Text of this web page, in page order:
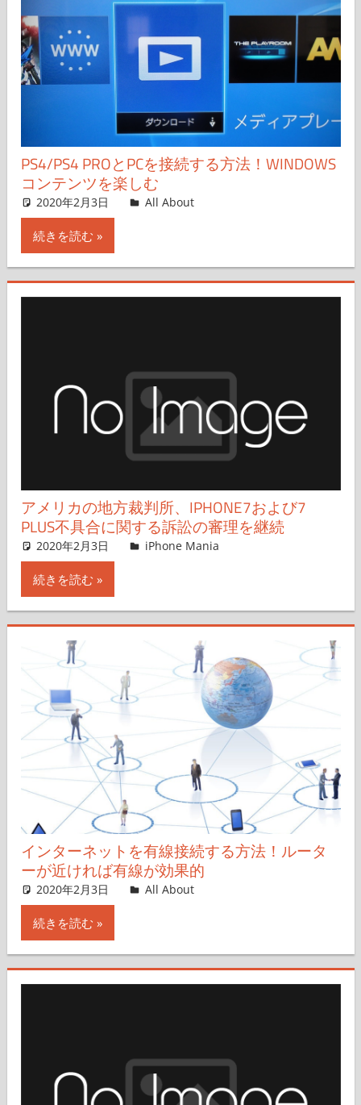
PS4/PS4 PROとPCを接続する方法！WINDOWS
コンテンツを楽しむ
2020年2月3日 All About
続きを読む
アメリカの地方裁判所、IPHONE7および7
PLUS不具合に関する訴訟の審理を継続
2020年2月3日 iPhone Mania
iPhone Mania
続きを読む
インターネットを有線接続する方法！ルータ
ーが近ければ有線が効果的
2020年2月3日 All About
続きを読む